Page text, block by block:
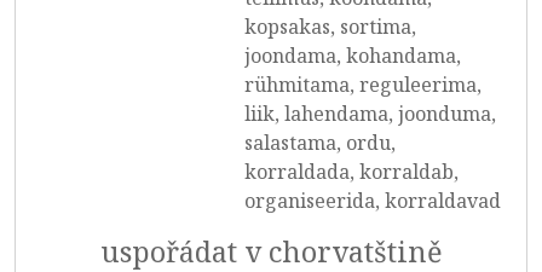
kopsakas, sortima,
joondama, kohandama,
rühmitama, reguleerima,
liik, lahendama, joonduma,
salastama, ordu,
korraldada, korraldab,
organiseerida, korraldavad
uspořádat v chorvatštině